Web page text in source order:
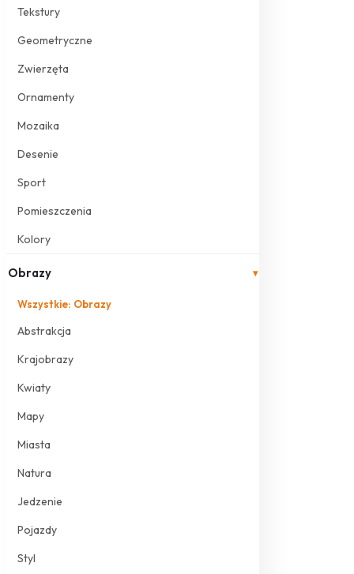
Tekstury
Geometryczne
Zwierzęta
Ornamenty
Mozaika
Desenie
Sport
Pomieszczenia
Kolory
Obrazy ▾
Wszystkie: Obrazy
Abstrakcja
Krajobrazy
Kwiaty
Mapy
Miasta
Natura
Jedzenie
Pojazdy
Styl